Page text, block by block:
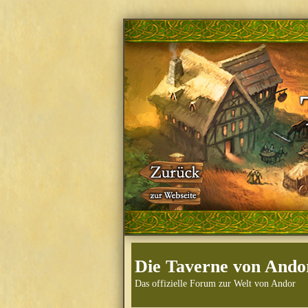
Die Taverne von
Das offizielle Forum zur Welt von Andor